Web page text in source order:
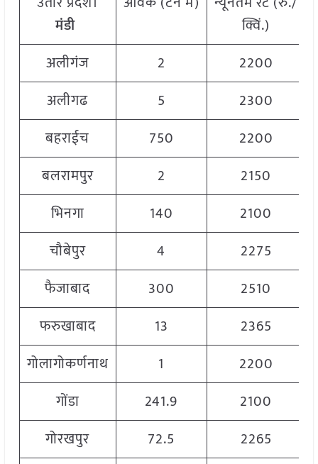
मंडी
क्विं.)
अलीगंज 2
2200
अलीगढ
5
2300
बहराईच
750
2200
बलरामपुर
2
2150
भिनगा
140
2100
चौबेपुर
4
2275
फैजाबाद
300
2510
फरुखाबाद
13
2365
गोलागोकर्णनाथ
1
2200
गोंडा
241.9
2100
गोरखपुर
72.5
2265